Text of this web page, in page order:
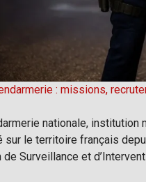
: missions,
nationale,
sur le territoire français
de Surveillance et